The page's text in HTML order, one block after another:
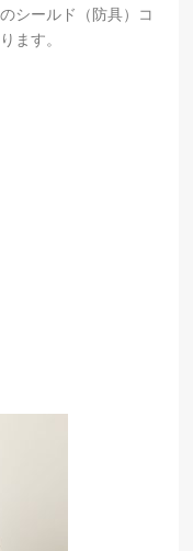
シールド（防具）コ
ます。